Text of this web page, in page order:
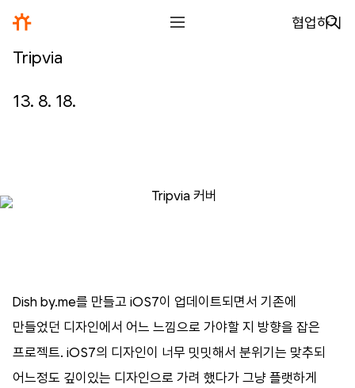
글
일기
아카이브
바로가기
협업하기
Tripvia
13. 8. 18.
Dish by.me를 만들고 iOS7이 업데이트되면서 기존에
만들었던 디자인에서 어느 느낌으로 가야할 지 방향을 잡은
프로젝트. iOS7의 디자인이 너무 밋밋해서 분위기는 맞추되
어느정도 깊이있는 디자인으로 가려 했다가 그냥 플랫하게